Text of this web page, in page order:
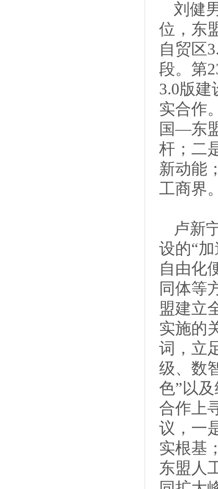
刘健
位‌，东
自贸区
段。第
3.0版
实合作
国—东
杆；二
新动能
工商界
卢新
设的“
自由化
同体等
盟建立
实施的
词，立
级、数
色”以
合作上
议，一
实根基
东盟人